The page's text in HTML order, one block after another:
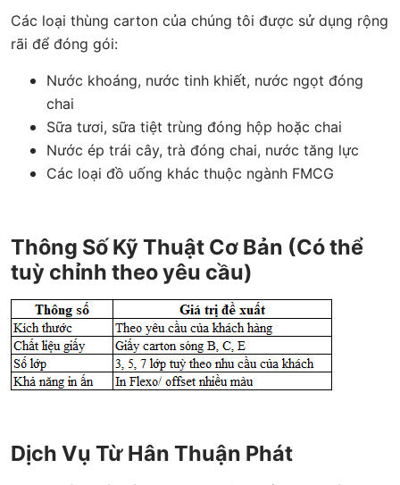
Các loại thùng carton của chúng tôi được sử dụng rộng
rãi để đóng gói:
Nước khoáng, nước tinh khiết, nước ngọt đóng
chai
Sữa tươi, sữa tiệt trùng đóng hộp hoặc chai
Nước ép trái cây, trà đóng chai, nước tăng lực
Các loại đồ uống khác thuộc ngành FMCG
Thông Số Kỹ Thuật Cơ Bản (Có thể
tuỳ chỉnh theo yêu cầu)
Dịch Vụ Từ Hân Thuận Phát